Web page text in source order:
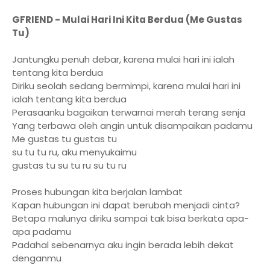
GFRIEND - Mulai Hari Ini Kita Berdua (Me Gustas
Tu)
Jantungku penuh debar, karena mulai hari ini ialah
tentang kita berdua
Diriku seolah sedang bermimpi, karena mulai hari ini
ialah tentang kita berdua
Perasaanku bagaikan terwarnai merah terang senja
Yang terbawa oleh angin untuk disampaikan padamu
Me gustas tu gustas tu
su tu tu ru, aku menyukaimu
gustas tu su tu ru su tu ru
Proses hubungan kita berjalan lambat
Kapan hubungan ini dapat berubah menjadi cinta?
Betapa malunya diriku sampai tak bisa berkata apa-
apa padamu
Padahal sebenarnya aku ingin berada lebih dekat
denganmu